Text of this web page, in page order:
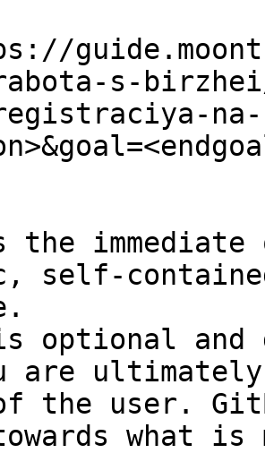
s-
na-
the
self-
optional and
are
the user.
what